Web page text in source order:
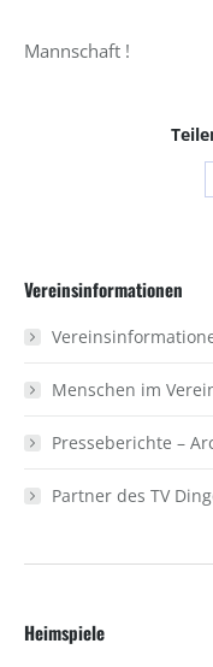
Mannschaft !
Vereinsinformationen
Menschen im
Presseberichte –
Partner des TV
Heimspiele